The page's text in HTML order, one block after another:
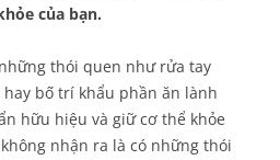
của bạn.
thói quen như rửa tay
bố trí khẩu phần ăn lành
hữu hiệu và giữ cơ thể khỏe
nhận ra là có những thói